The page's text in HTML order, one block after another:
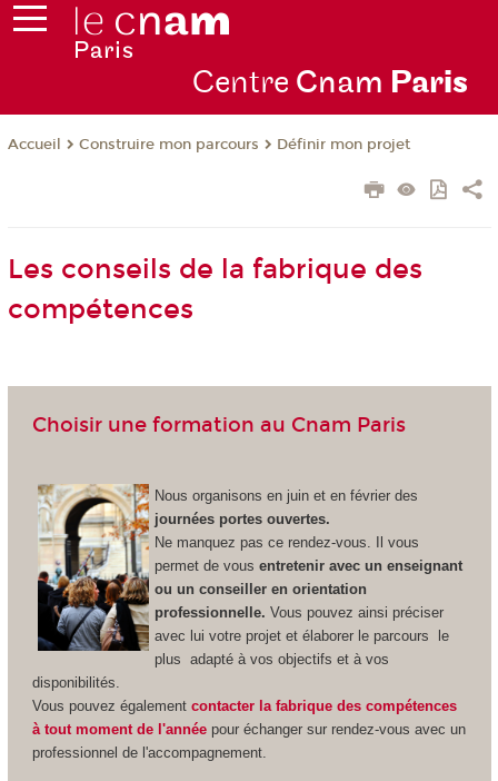
Centre Cnam Paris
Accueil Construire mon parcours Définir mon projet
Les conseils de la fabrique des
compétences
Choisir une formation au Cnam Paris
Nous organisons en juin et en février des
journées portes ouvertes.
Ne manquez pas ce rendez-vous. Il vous
permet de vous entretenir avec un enseignant
ou un conseiller en orientation
professionnelle. Vous pouvez ainsi préciser
avec lui votre projet et élaborer le parcours le
plus adapté à vos objectifs et à vos
disponibilités.
Vous pouvez également contacter la fabrique des compétences
à tout moment de l'année pour échanger sur rendez-vous avec un
professionnel de l'accompagnement.